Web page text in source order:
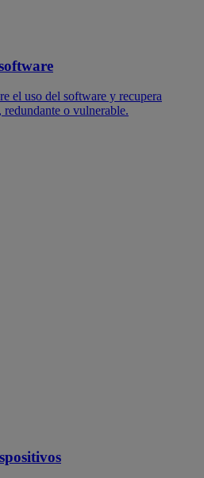
el uso del software y recupera
o vulnerable.